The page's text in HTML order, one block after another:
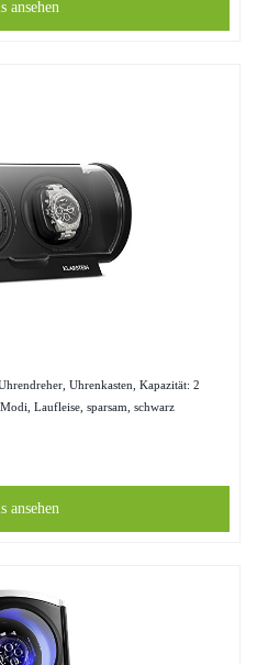
ansehen
Uhrenkasten, Kapazität: 2
Laufleise, sparsam, schwarz
ansehen